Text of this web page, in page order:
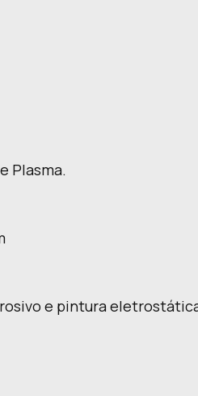
Plasma.
e pintura